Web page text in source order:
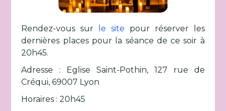
Rendez-vous sur le site pour réserver les
dernières places pour la séance de ce soir à
20h45.
Adresse : Eglise Saint-Pothin, 127 rue de
Créqui, 69007 Lyon
Horaires : 20h45